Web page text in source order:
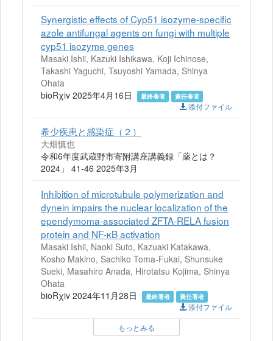
Synergistic effects of Cyp51 isozyme-specific
azole antifungal agents on fungi with multiple
cyp51 isozyme genes
Masaki Ishii, Kazuki Ishikawa, Koji Ichinose,
Takashi Yaguchi, Tsuyoshi Yamada, Shinya
Ohata
bioRχiv 2025年4月16日
最終著者 責任著者
添付ファイル
希少疾患と感染症（２）
大畑慎也
令和6年度武蔵野市寄附講座講義録「薬とは？
2024」 41-46 2025年3月
Inhibition of microtubule polymerization and
dynein impairs the nuclear localization of the
ependymoma-associated ZFTA-RELA fusion
protein and NF-κB activation
Masaki Ishii, Naoki Suto, Kazuaki Katakawa,
Kosho Makino, Sachiko Toma-Fukai, Shunsuke
Sueki, Masahiro Anada, Hirotatsu Kojima, Shinya
Ohata
bioRχiv 2024年11月28日
最終著者 責任著者
添付ファイル
もっとみる